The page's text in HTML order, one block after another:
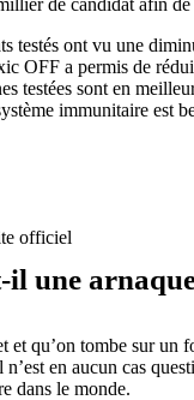
de candidat afin
testés ont vu une
OFF a permis de
testées sont en
immunitaire est
officiel
une
et qu’on tombe sur un
n’est en aucun cas
dans le monde.